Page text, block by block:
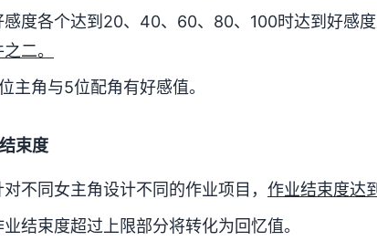
感度各个达到20、40、60、80、100时达到好感度
二。
主角与5位配角有好感值。
束度
对不同女主角设计不同的作业项目， 作业结束度达
业结束度超过上限部分将转化为回忆值。